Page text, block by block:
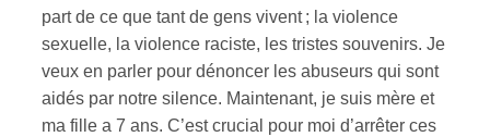
part de ce que tant de gens vivent ; la violence
sexuelle, la violence raciste, les tristes souvenirs. Je
veux en parler pour dénoncer les abuseurs qui sont
aidés par notre silence. Maintenant, je suis mère et
ma fille a 7 ans. C’est crucial pour moi d’arrêter ces